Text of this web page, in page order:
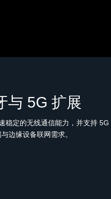
与 5G 扩展
稳定的无线通信能力，并支持 5G
边缘设备联网需求。